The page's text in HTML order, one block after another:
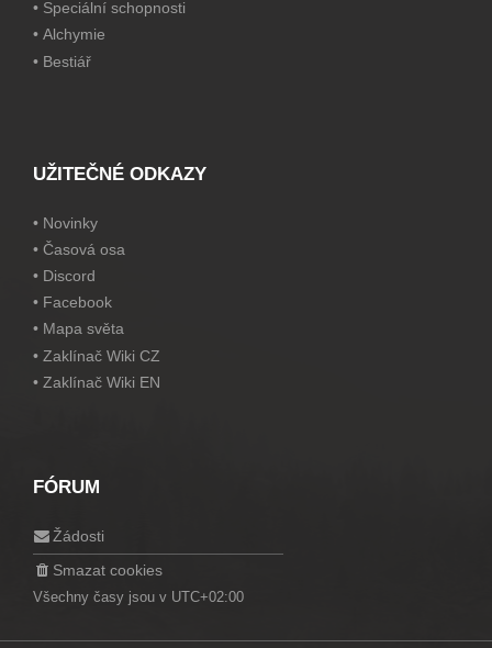
• Speciální schopnosti
• Alchymie
• Bestiář
UŽITEČNÉ ODKAZY
• Novinky
• Časová osa
• Discord
• Facebook
• Mapa světa
• Zaklínač Wiki CZ
• Zaklínač Wiki EN
FÓRUM
Žádosti
Smazat cookies
Všechny časy jsou v UTC+02:00